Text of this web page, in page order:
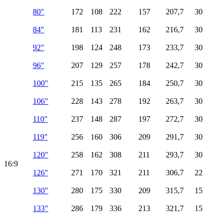
16:9
80" 172 108 222 157 207,7 30
84" 181 113 231 162 216,7 30
92" 198 124 248 173 233,7 30
96" 207 129 257 178 242,7 30
100" 215 135 265 184 250,7 30
106" 228 143 278 192 263,7 30
110" 237 148 287 197 272,7 30
119" 256 160 306 209 291,7 30
120" 258 162 308 211 293,7 30
126" 271 170 321 211 306,7 22
130" 280 175 330 209 315,7 15
133" 286 179 336 213 321,7 15